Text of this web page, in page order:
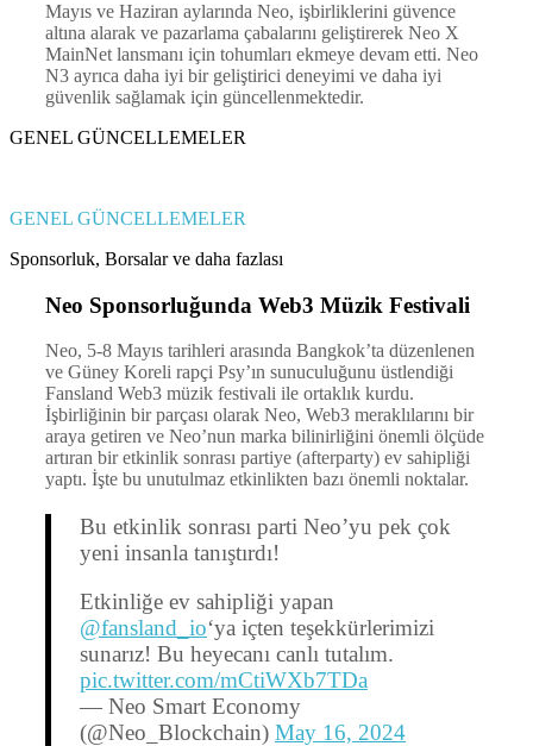
Mayıs ve Haziran aylarında Neo, işbirliklerini güvence
altına alarak ve pazarlama çabalarını geliştirerek Neo X
MainNet lansmanı için tohumları ekmeye devam etti. Neo
N3 ayrıca daha iyi bir geliştirici deneyimi ve daha iyi
güvenlik sağlamak için güncellenmektedir.
GENEL GÜNCELLEMELER
GENEL GÜNCELLEMELER
Sponsorluk, Borsalar ve daha fazlası
Neo Sponsorluğunda Web3 Müzik Festivali
Neo, 5-8 Mayıs tarihleri arasında Bangkok’ta düzenlenen
ve Güney Koreli rapçi Psy’ın sunuculuğunu üstlendiği
Fansland Web3 müzik festivali ile ortaklık kurdu.
İşbirliğinin bir parçası olarak Neo, Web3 meraklılarını bir
araya getiren ve Neo’nun marka bilinirliğini önemli ölçüde
artıran bir etkinlik sonrası partiye (afterparty) ev sahipliği
yaptı. İşte bu unutulmaz etkinlikten bazı önemli noktalar.
Bu etkinlik sonrası parti Neo’yu pek çok
yeni insanla tanıştırdı!
Etkinliğe ev sahipliği yapan
@fansland_io‘ya içten teşekkürlerimizi
sunarız! Bu heyecanı canlı tutalım.
pic.twitter.com/mCtiWXb7TDa
— Neo Smart Economy
(@Neo_Blockchain) May 16, 2024